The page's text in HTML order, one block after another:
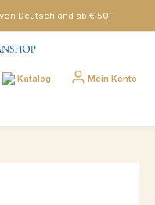
Deutschland ab € 50,-
Katalog Mein Konto